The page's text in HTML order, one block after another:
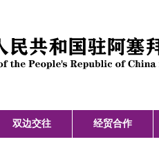
双边交往 经贸合作